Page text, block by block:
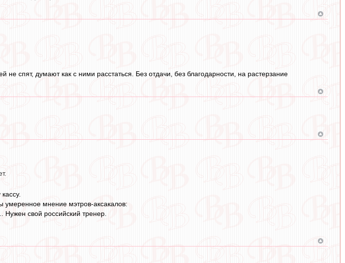
не спят, думают как с ними расстаться. Без отдачи, без благодарности, на растерзание
умеренное мнение мэтров-аксакалов:
Нужен свой российский тренер.